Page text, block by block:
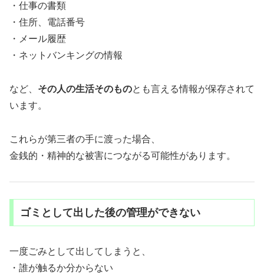
・仕事の書類
・住所、電話番号
・メール履歴
・ネットバンキングの情報
など、 その人の生活そのものとも言える情報が保存されて
います。
これらが第三者の手に渡った場合、
金銭的・精神的な被害につながる可能性があります。
ゴミとして出した後の管理ができない
一度ごみとして出してしまうと、
・誰が触るか分からない